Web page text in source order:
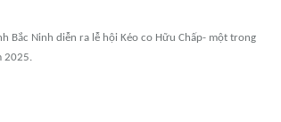
Bắc Ninh diễn ra lễ hội Kéo co Hữu Chấp- một trong
2025.